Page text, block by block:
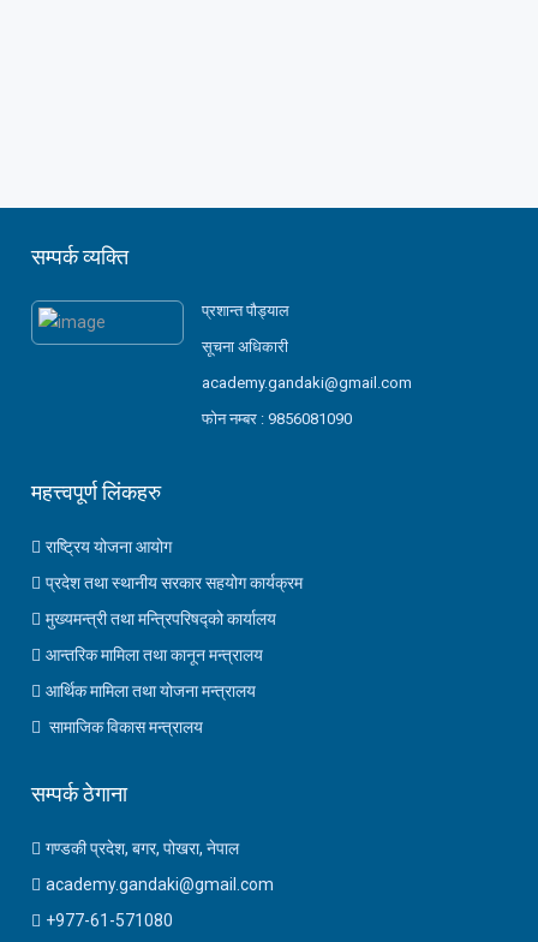
सम्पर्क व्यक्ति
प्रशान्त पौड्याल
सूचना अधिकारी
academy.gandaki@gmail.com
फोन नम्बर : 9856081090
महत्त्वपूर्ण लिंकहरु
राष्ट्रिय योजना आयोग
प्रदेश तथा स्थानीय सरकार सहयोग कार्यक्रम
मुख्यमन्त्री तथा मन्त्रिपरिषद्को कार्यालय
आन्तरिक मामिला तथा कानून मन्त्रालय
आर्थिक मामिला तथा योजना मन्त्रालय
सामाजिक विकास मन्त्रालय
सम्पर्क ठेगाना
गण्डकी प्रदेश, बगर, पोखरा, नेपाल
academy.gandaki@gmail.com
+977-61-571080